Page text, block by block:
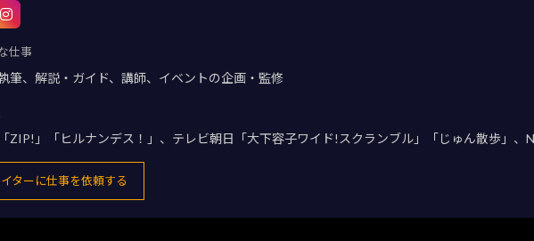
仕事
筆、解説・ガイド、講師、イベントの企画・監修
ZIP!」「ヒルナンデス！」、テレビ朝日「大下容子ワイド!スクランブル」「じゅん散歩」、
ターに仕事を依頼する